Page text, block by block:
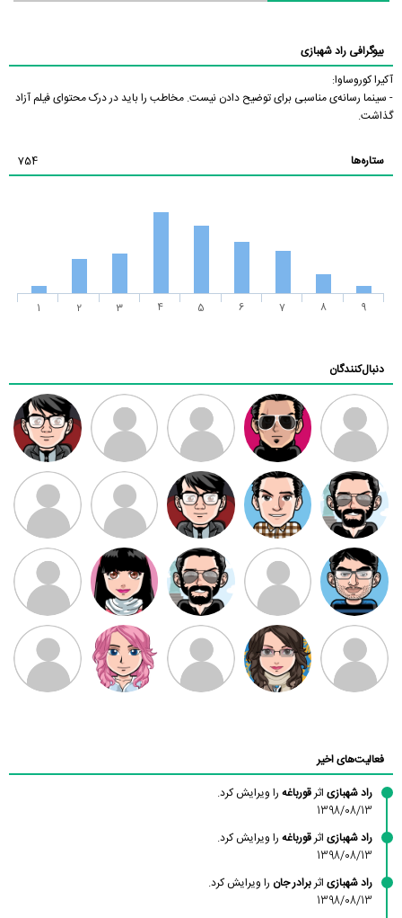
بیوگرافی راد شهبازی
آکیرا کوروساوا:
- سینما رسانه‌ی مناسبی برای توضیح دادن نیست. مخاطب را باید در درک محتوای فیلم آزاد
گذاشت.
ستاره‌ها 754
1 2 3 4 5 6 7 8 9
دنبال‌کنندگان
ممدرضا رضا کاظمی زهرا ~ ابتین
سید محمد
موسوی
مهدی فرهمند مهدی سلطانی داود رضیی
طرفدار میلی
بابی براون
کیوان کیانی
سامان راحمی امیردلتا امیروو ملیکا منتظری عارفه داستانپور
فعالیت‌های اخیر
راد شهبازی اثرقورباغه را ویرایش کرد.
1398/08/13
راد شهبازی اثرقورباغه را ویرایش کرد.
1398/08/13
راد شهبازی اثربرادر جان را ویرایش کرد.
1398/08/13